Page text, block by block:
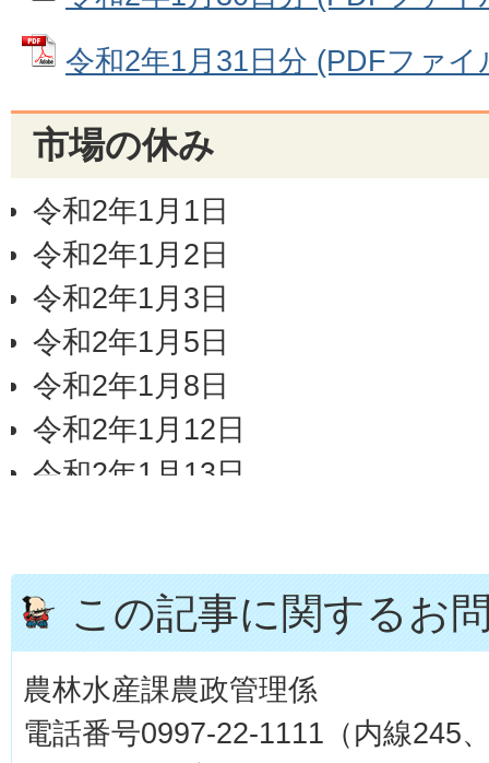
令和2年1月31日分 (PDFファイ
市場の休み
令和2年1月1日
令和2年1月2日
令和2年1月3日
令和2年1月5日
令和2年1月8日
令和2年1月12日
令和2年1月13日
令和2年1月26日
令和2年1月29日
この記事に関するお
農林水産課農政管理係
電話番号0997-22-1111（内線245